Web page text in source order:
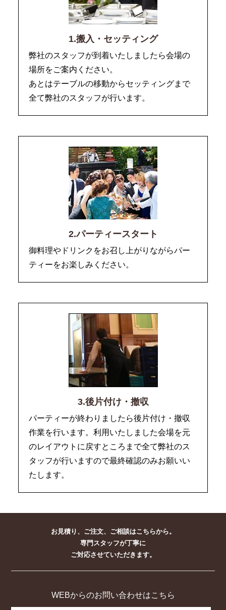
1.搬入・セッティング
弊社のスタッフが到着いたしましたら会場の
場所をご案内ください。
あとはテーブルの移動からセッティングまで
全て弊社のスタッフが行います。
2.パーティースタート
御料理やドリンクをお召し上がりながらパー
ティーをお楽しみください。
3.後片付け・撤収
パーティーが終わりましたら後片付け・撤収
作業を行います。利用いたしました会場を元
のレイアウトに戻すところまで全て弊社のス
タッフが行いますので最終確認のみお願いい
たします。
お見積り、ご注文、ご相談はこちらから。
専門スタッフが丁寧に
ご対応させていただきます。
WEBからのお問い合わせはこちら